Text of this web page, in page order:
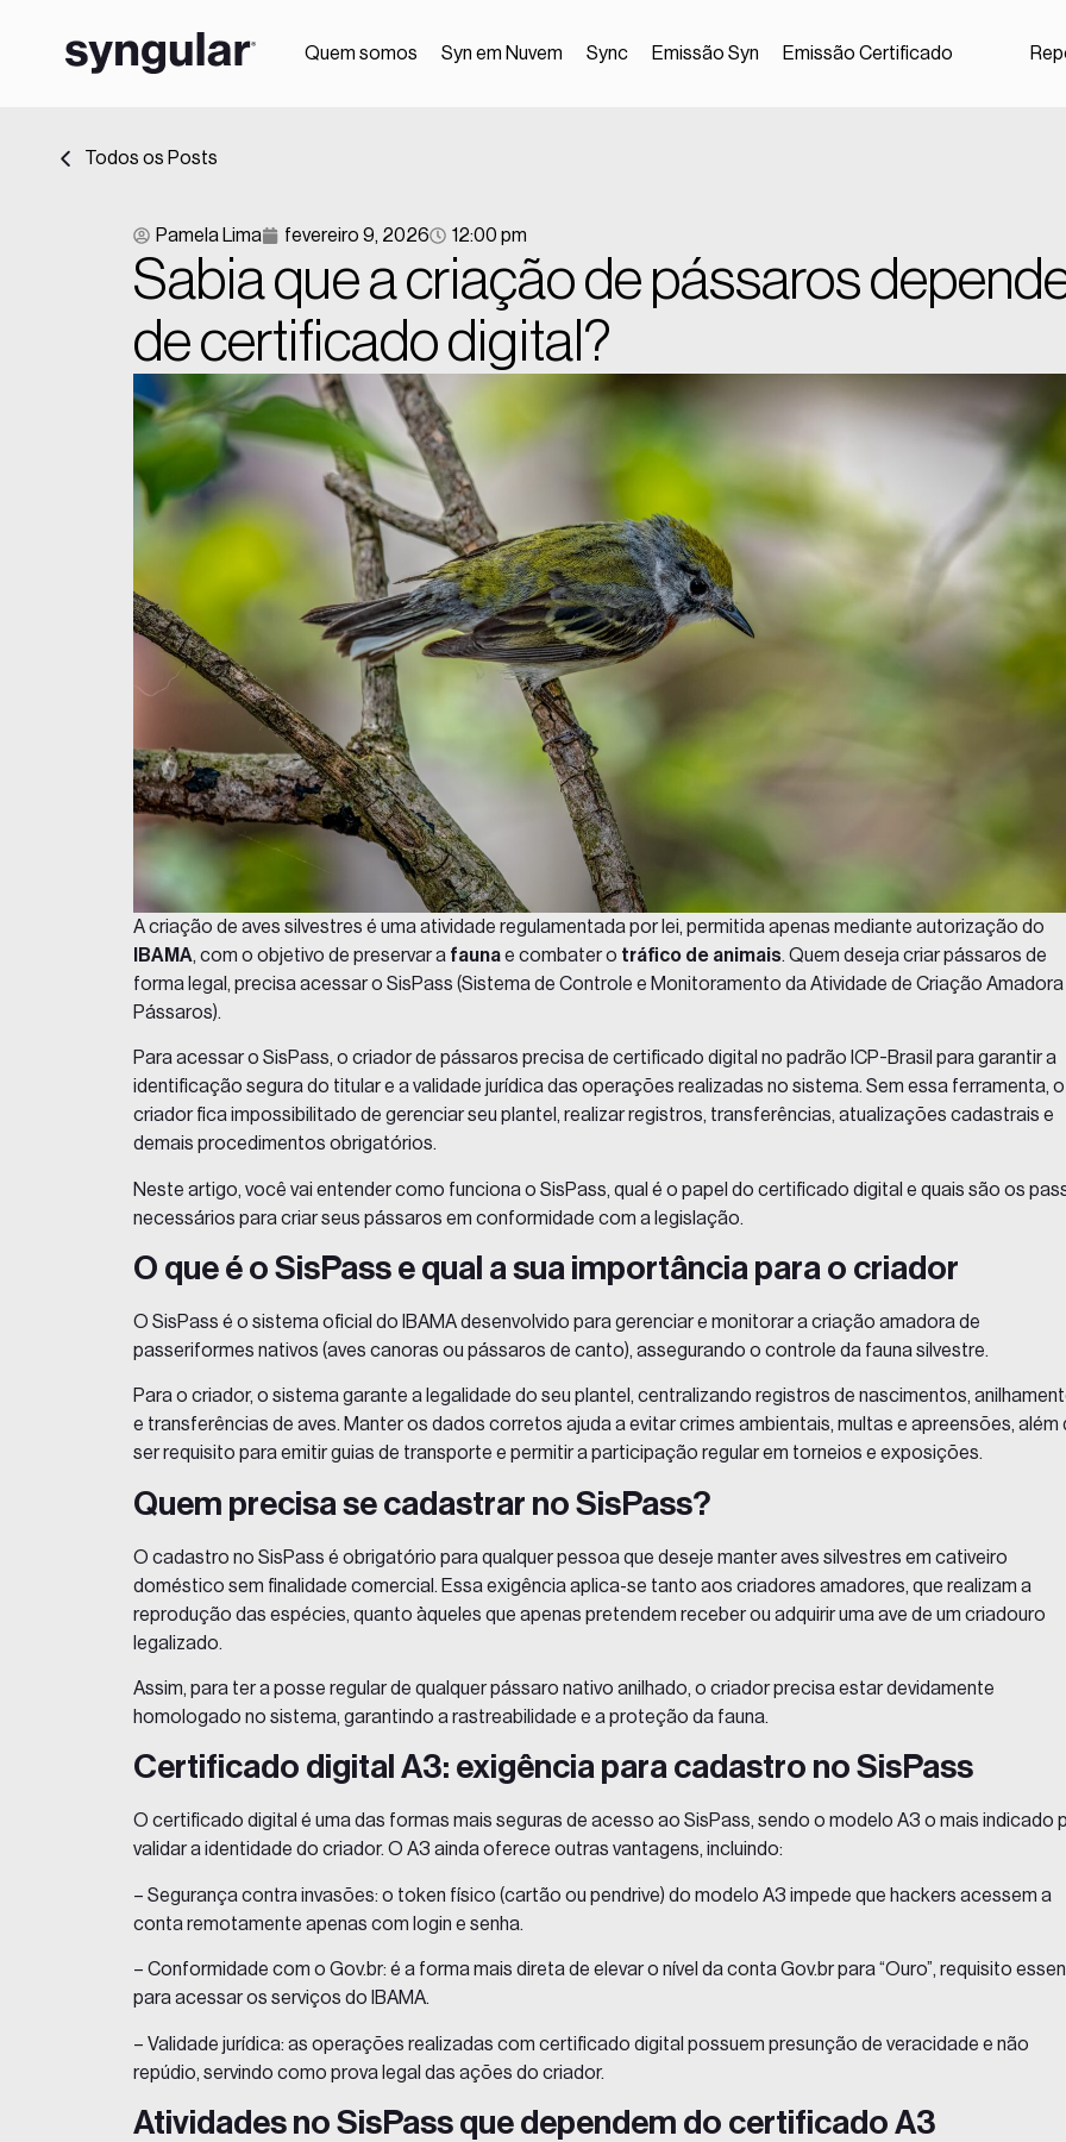
Quem somos Syn em Nuvem Sync Emissão Syn Emissão Certificado
Todos os Posts
Pamela Lima fevereiro 9, 2026 12:00 pm
Sabia que a criação de pássaros
de certificado digital?
A criação de aves silvestres é uma atividade regulamentada por lei, permitida apenas mediante autorização do
IBAMA, com o objetivo de preservar a faunae combater o tráfico de animais. Quem deseja criar pássaros de
forma legal, precisa acessar o SisPass (Sistema de Controle e Monitoramento da Atividade de Criação Amadora
Pássaros).
Para acessar o SisPass, o criador de pássaros precisa de certificado digital no padrão ICP-Brasil para garantir a
identificação segura do titular e a validade jurídica das operações realizadas no sistema. Sem essa ferramenta, o
criador fica impossibilitado de gerenciar seu plantel, realizar registros, transferências, atualizações cadastrais e
demais procedimentos obrigatórios.
Neste artigo, você vai entender como funciona o SisPass, qual é o papel do certificado digital e quais são os
necessários para criar seus pássaros em conformidade com a legislação.
O que é o SisPass e qual a sua importância para o criador
O SisPass é o sistema oficial do IBAMA desenvolvido para gerenciar e monitorar a criação amadora de
passeriformes nativos (aves canoras ou pássaros de canto), assegurando o controle da fauna silvestre.
Para o criador, o sistema garante a legalidade do seu plantel, centralizando registros de nascimentos,
e transferências de aves. Manter os dados corretos ajuda a evitar crimes ambientais, multas e apreensões, além
ser requisito para emitir guias de transporte e permitir a participação regular em torneios e exposições.
Quem precisa se cadastrar no SisPass?
O cadastro no SisPass é obrigatório para qualquer pessoa que deseje manter aves silvestres em cativeiro
doméstico sem finalidade comercial. Essa exigência aplica-se tanto aos criadores amadores, que realizam a
reprodução das espécies, quanto àqueles que apenas pretendem receber ou adquirir uma ave de um criadouro
legalizado.
Assim, para ter a posse regular de qualquer pássaro nativo anilhado, o criador precisa estar devidamente
homologado no sistema, garantindo a rastreabilidade e a proteção da fauna.
Certificado digital A3: exigência para cadastro no SisPass
O certificado digital é uma das formas mais seguras de acesso ao SisPass, sendo o modelo A3 o mais indicado
validar a identidade do criador. O A3 ainda oferece outras vantagens, incluindo:
– Segurançacontra invasões: o token físico (cartão ou pendrive) do modelo A3 impede que hackers acessem a
conta remotamente apenas com login e senha.
– Conformidade com o Gov.br: é a forma mais direta de elevar o nível da conta Gov.br para “Ouro”, requisito
para acessar os serviços do IBAMA.
– Validade jurídica: as operações realizadas com certificado digital possuem presunção de veracidade e não
repúdio, servindo como prova legal das ações do criador.
Atividades no SisPass que dependem do certificado A3